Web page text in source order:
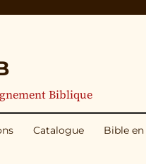
Biblique
Catalogue Bible